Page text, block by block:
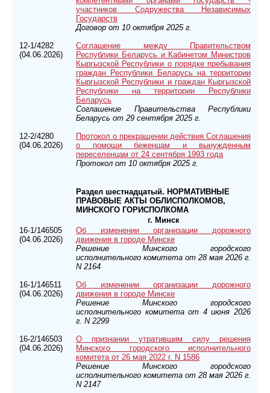
участников Содружества Независимых
Государств
Договор от 10 октября 2025 г.
12-1/4282
(04.06.2026)
Соглашение между Правительством
Республики Беларусь и Кабинетом Министров
Кыргызской Республики о порядке пребывания
граждан Республики Беларусь на территории
Кыргызской Республики и граждан Кыргызской
Республики на территории Республики
Беларусь
Соглашение Правительства Республики
Беларусь от 29 сентября 2025 г.
12-2/4280
(04.06.2026)
Протокол о прекращении действия Соглашения
о помощи беженцам и вынужденным
переселенцам от 24 сентября 1993 года
Протокол от 10 октября 2025 г.
Раздел шестнадцатый. НОРМАТИВНЫЕ
ПРАВОВЫЕ АКТЫ ОБЛИСПОЛКОМОВ,
МИНСКОГО ГОРИСПОЛКОМА
г. Минск
16-1/146505
(04.06.2026)
Об изменении организации дорожного
движения в городе Минске
Решение Минского городского
исполнительного комитета от 28 мая 2026 г.
N 2164
16-1/146511
(04.06.2026)
Об изменении организации дорожного
движения в городе Минске
Решение Минского городского
исполнительного комитета от 4 июня 2026
г. N 2299
16-2/146503
(04.06.2026)
О признании утратившим силу решения
Минского городского исполнительного
комитета от 26 мая 2022 г. N 1586
Решение Минского городского
исполнительного комитета от 28 мая 2026 г.
N 2147